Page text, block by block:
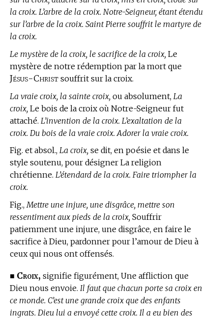
la croix. L’arbre de la croix. Notre-Seigneur, étant étendu
sur l’arbre de la croix. Saint Pierre souffrit le martyre de
la croix.
Le mystère de la croix, le sacrifice de la croix, Le
mystère de notre rédemption par la mort que
Jésus-Christ souffrit sur la croix.
La vraie croix, la sainte croix, ou absolument, La
croix, Le bois de la croix où Notre-Seigneur fut
attaché. L’invention de la croix. L’exaltation de la
croix. Du bois de la vraie croix. Adorer la vraie croix.
Fig. et absol., La croix, se dit, en poésie et dans le
style soutenu, pour désigner La religion
chrétienne. L’étendard de la croix. Faire triompher la
croix.
Fig., Mettre une injure, une disgrâce, mettre son
ressentiment aux pieds de la croix, Souffrir
patiemment une injure, une disgrâce, en faire le
sacrifice à Dieu, pardonner pour l’amour de Dieu à
ceux qui nous ont offensés.
■ Croix, signifie figurément, Une affliction que
Dieu nous envoie. Il faut que chacun porte sa croix en
ce monde. C’est une grande croix que des enfants
ingrats. Dieu lui a envoyé cette croix. Il a eu bien des